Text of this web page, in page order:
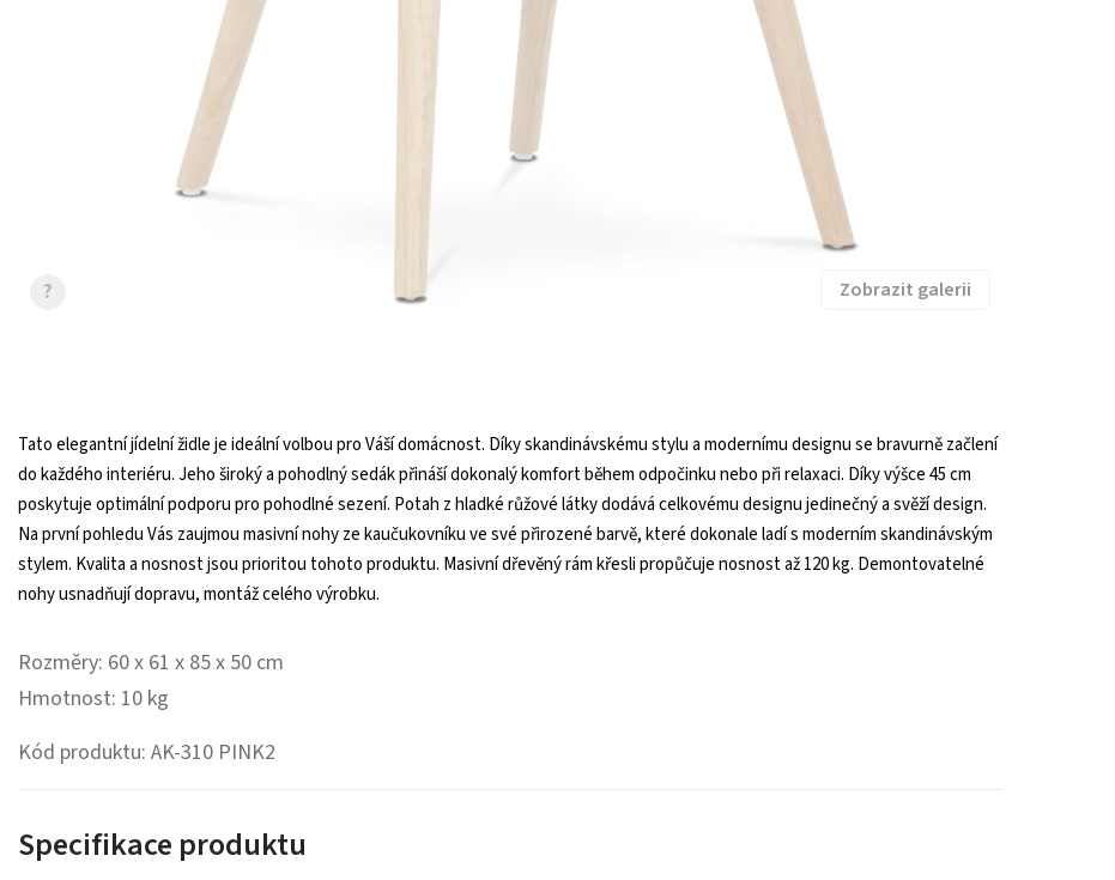
Zobrazit galerii
?
Tato elegantní jídelní židle je ideální volbou pro Váší domácnost. Díky skandinávskému stylu a modernímu designu se bravurně začlení
do každého interiéru. Jeho široký a pohodlný sedák přináší dokonalý komfort během odpočinku nebo při relaxaci. Díky výšce 45 cm
poskytuje optimální podporu pro pohodlné sezení. Potah z hladké růžové látky dodává celkovému designu jedinečný a svěží design.
Na první pohledu Vás zaujmou masivní nohy ze kaučukovníku ve své přirozené barvě, které dokonale ladí s moderním skandinávským
stylem. Kvalita a nosnost jsou prioritou tohoto produktu. Masivní dřevěný rám křesli propůčuje nosnost až 120 kg. Demontovatelné
nohy usnadňují dopravu, montáž celého výrobku.
Rozměry: 60 x 61 x 85 x 50 cm
Hmotnost: 10 kg
Kód produktu: AK-310 PINK2
Specifikace produktu